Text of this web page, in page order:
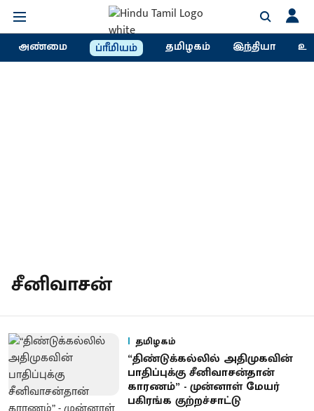
அண்மை ப்ரீமியம் தமிழகம் இந்தியா
சீனிவாசன்
தமிழகம்
“திண்டுக்கல்லில் அதிமுகவின்
பாதிப்புக்கு சீனிவாசன்தான்
காரணம்” - முன்னாள் மேயர்
பகிரங்க குற்றச்சாட்டு